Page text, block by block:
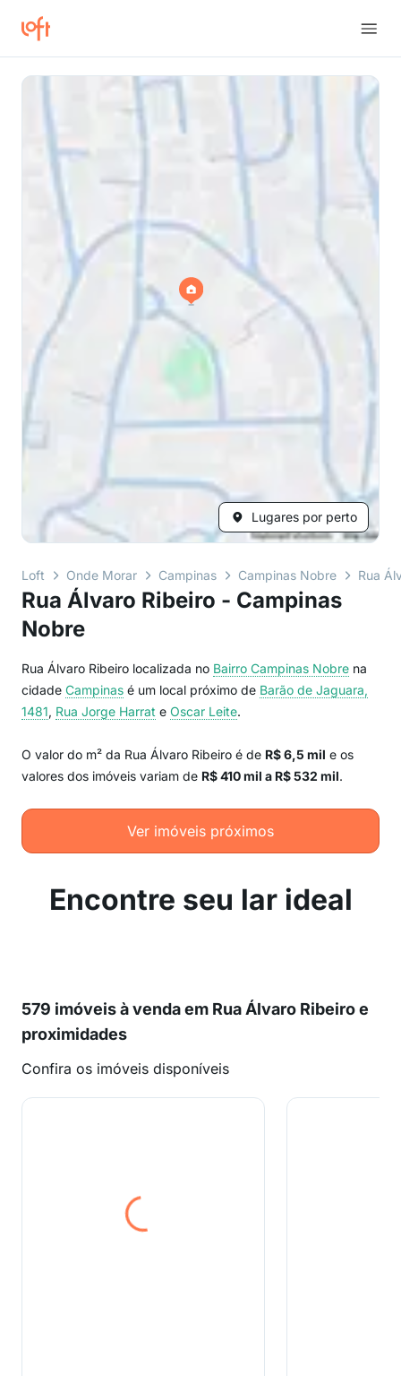
Lugares por perto
Loft Onde Morar Campinas Campinas Nobre Rua
Rua Álvaro Ribeiro - Campinas
Nobre
Rua Álvaro Ribeiro localizada no Bairro Campinas Nobre na
cidade Campinas é um local próximo de Barão de Jaguara,
1481, Rua Jorge Harrat e Oscar Leite.
O valor do m² da Rua Álvaro Ribeiro é de R$ 6,5 mil e os
valores dos imóveis variam de R$ 410 mil a R$ 532 mil.
Ver imóveis próximos
Encontre seu lar ideal
579 imóveis à venda em Rua Álvaro Ribeiro e
proximidades
Confira os imóveis disponíveis